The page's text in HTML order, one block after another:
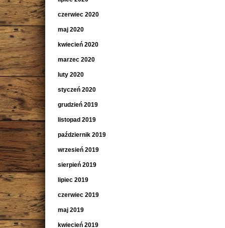
czerwiec 2020
maj 2020
kwiecień 2020
marzec 2020
luty 2020
styczeń 2020
grudzień 2019
listopad 2019
październik 2019
wrzesień 2019
sierpień 2019
lipiec 2019
czerwiec 2019
maj 2019
kwiecień 2019